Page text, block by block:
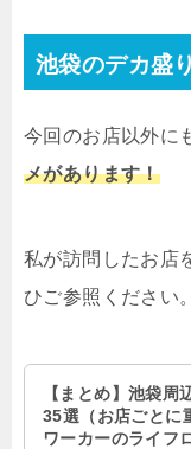
池袋のデカ盛
今回のお店以外に
メがあります！
私が訪問したお店
ひご参照ください。
【まとめ】池袋周
35選（お店ごとに
ワーカーのライフ